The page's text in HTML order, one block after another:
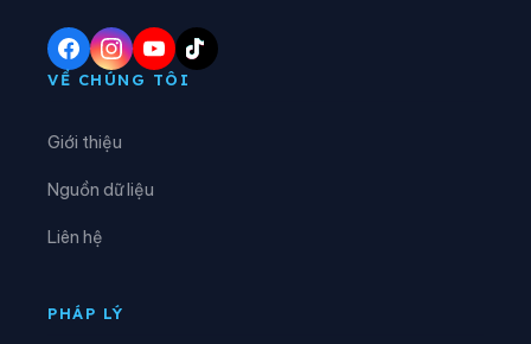
Xã Châu Phong
Xã Châu Thành
Xã Giang Thành
VỀ CHÚNG TÔI
Giới thiệu
Nguồn dữ liệu
Liên hệ
PHÁP LÝ